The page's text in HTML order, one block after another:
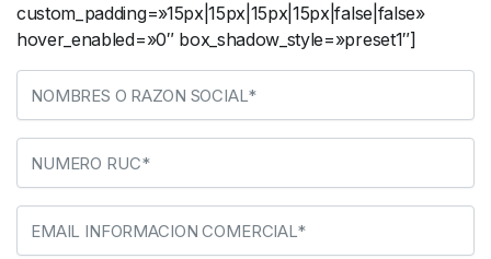
custom_padding=»15px|15px|15px|15px|false|false»
hover_enabled=»0″ box_shadow_style=»preset1″]